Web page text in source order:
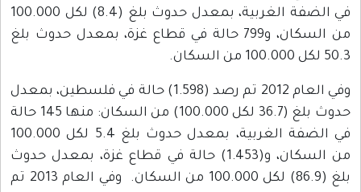
في الضفة الغربية، بمعدل حدوث بلغ (8.4) لكل 100.000
من السكان، و799 حالة في قطاع غزة، بمعدل حدوث بلغ
50.3 لكل 100.000 من السكان.
وفي العام 2012 تم رصد (1.598) حالة في فلسطين، بمعدل
حدوث بلغ (36.7 لكل 100.000) من السكان: منها 145 حالة
في الضفة الغربية، بمعدل حدوث بلغ 5.4 لكل 100.000
من السكان، و(1.453) حالة في قطاع غزة، بمعدل حدوث
بلغ (86.9) لكل 100.000 من السكان. وفي العام 2013 تم